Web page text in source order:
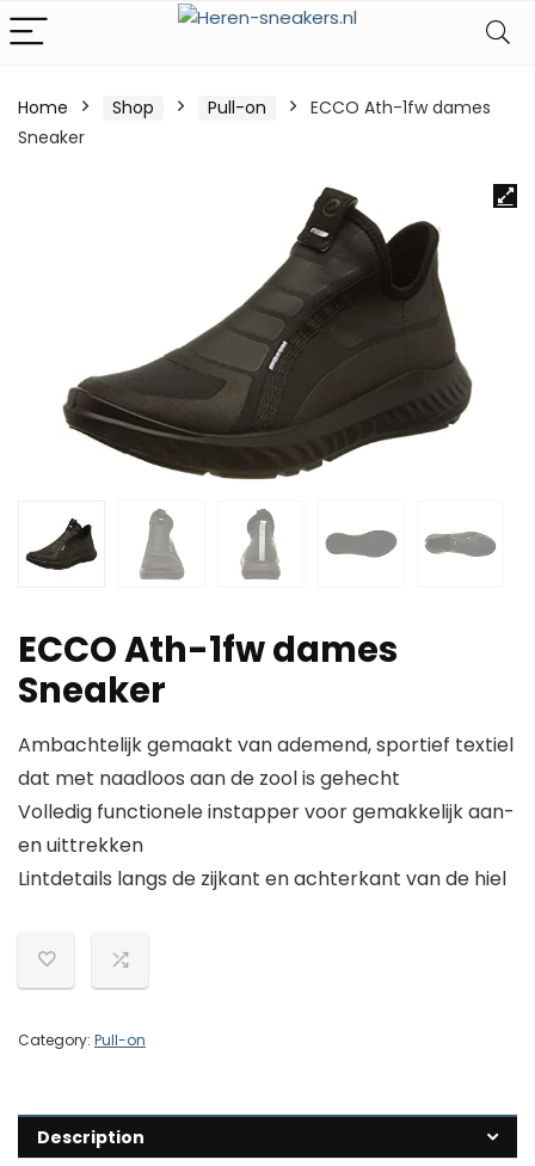
Home Shop Pull-on
ECCO Ath-1fw dames
Sneaker
ECCO Ath-1fw dames
Sneaker
Ambachtelijk gemaakt van ademend, sportief textiel
dat met naadloos aan de zool is gehecht
Volledig functionele instapper voor gemakkelijk aan-
en uittrekken
Lintdetails langs de zijkant en achterkant van de hiel
Category: Pull-on
Description